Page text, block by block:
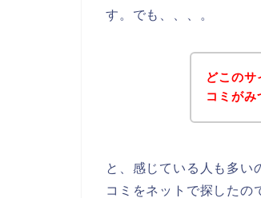
す。でも、、、。
どこの
コミがみ
と、感じている人も多い
コミをネットで探したの